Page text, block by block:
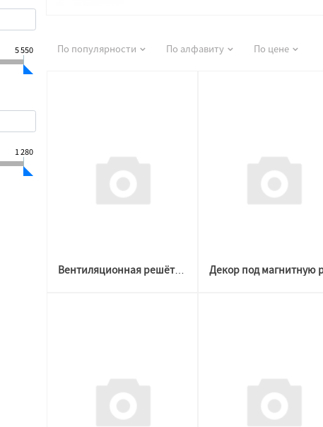
5 550
1 280
По популярности По алфавиту По цене
Вентиляционная решётка под вклейку прямоугольная 70х170мм Рисунок 1